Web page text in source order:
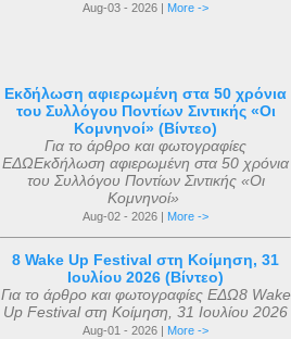
Aug-03 - 2026 | More ->
Εκδήλωση αφιερωμένη στα 50 χρόνια
του Συλλόγου Ποντίων Σιντικής «Οι
Κομνηνοί» (Βίντεο)
Για το άρθρο και φωτογραφίες
ΕΔΩΕκδήλωση αφιερωμένη στα 50 χρόνια
του Συλλόγου Ποντίων Σιντικής «Οι
Κομνηνοί»
Aug-02 - 2026 | More ->
8 Wake Up Festival στη Κοίμηση, 31
Ιουλίου 2026 (Βίντεο)
Για το άρθρο και φωτογραφίες ΕΔΩ8 Wake
Up Festival στη Κοίμηση, 31 Ιουλίου 2026
Aug-01 - 2026 | More ->